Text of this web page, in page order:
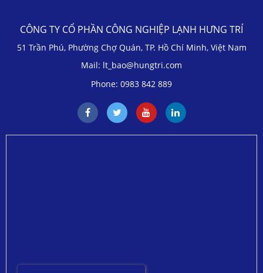
CÔNG TY CỔ PHẦN CÔNG NGHIỆP LẠNH HƯNG TRÍ
51 Trần Phú, Phường Chợ Quán, TP. Hồ Chí Minh, Việt Nam
Mail: lt_bao@hungtri.com
Phone: 0983 842 889